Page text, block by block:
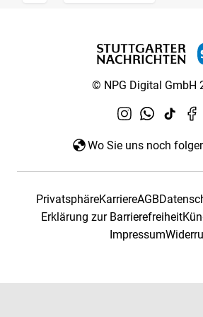
© NPG Digital GmbH
Wo Sie uns noch
PrivatsphäreKarriereAGB
Erklärung zur Barrierefreiheit
Impressum